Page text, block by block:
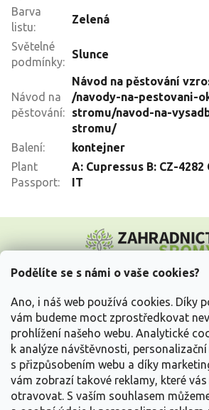
Podělíte se s námi o vaše cookies?
Ano, i náš web používá cookies. Díky
vám budeme moct zprostředkovat
prohlížení našeho webu. Analytické
k analýze návštěvnosti,
s přizpůsobením webu a díky
vám zobrazí takové reklamy, které
otravovat. S vaším souhlasem
Barva
listu:
Zelená
Světelné
podmínky:
Slunce
Návod na
pěstování:
Návod na pěstování
/navody-na-pestovani-
stromu/navod-na-
stromu/
Balení:
kontejner
Plant
Passport:
A: Cupressus B: CZ-4282
IT
p
Vše o nákupu
Informace pro Vás
Kontakujte nás